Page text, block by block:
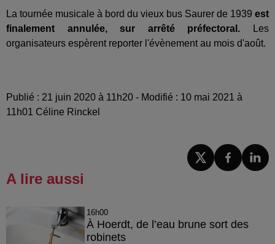
La tournée musicale à bord du vieux bus Saurer de 1939 est
finalement annulée, sur arrêté préfectoral. Les
organisateurs espèrent reporter l'évènement au mois d'août.
Publié : 21 juin 2020 à 11h20 - Modifié : 10 mai 2021 à
11h01 Céline Rinckel
A lire aussi
16h00
À Hoerdt, de l’eau brune sort des
robinets